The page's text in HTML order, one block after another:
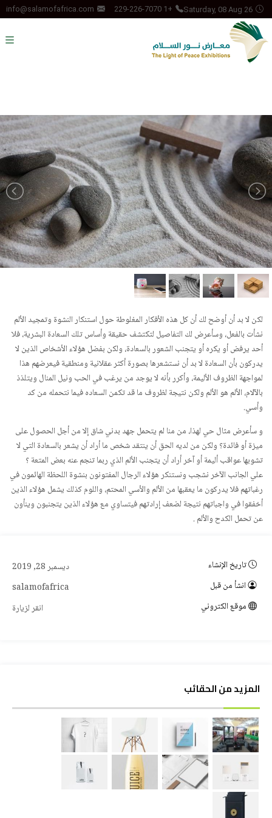
Saturday, 08 Aug 26
+1 229-226-7070
info@salamofafrica.com
لكن لا بد أن أوضح لك أن كل هذه الأفكار المغلوطة حول استنكار النشوة وتمجيد الألم
نشأت بالفعل، وسأعرض لك التفاصيل لتكتشف حقيقة وأساس تلك السعادة البشرية، فلا
أحد يرفض أو يكره أو يتجنب الشعور بالسعادة، ولكن بفضل هؤلاء الأشخاص الذين لا
يدركون بأن السعادة لا بد أن نستشعرها بصورة أكثر عقلانية ومنطقية فيعرضهم هذا
لمواجهة الظروف الأليمة، وأكرر بأنه لا يوجد من يرغب في الحب ونيل المنال ويتلذذ
بالآلام، الألم هو الألم ولكن نتيجة لظروف ما قد تكمن السعاده فيما نتحمله من كد
وأسي.
و سأعرض مثال حي لهذا، من منا لم يتحمل جهد بدني شاق إلا من أجل الحصول على
ميزة أو فائدة؟ ولكن من لديه الحق أن ينتقد شخص ما أراد أن يشعر بالسعادة التي لا
تشوبها عواقب أليمة أو آخر أراد أن يتجنب الألم الذي ربما تنجم عنه بعض المتعة ؟
علي الجانب الآخر نشجب ونستنكر هؤلاء الرجال المفتونون بنشوة اللحظة الهائمون في
رغباتهم فلا يدركون ما يعقبها من الألم والأسي المحتم، واللوم كذلك يشمل هؤلاء الذين
أخفقوا في واجباتهم نتيجة لضعف إرادتهم فيتساوي مع هؤلاء الذين يتجنبون وينأون
عن تحمل الكدح والألم .
تاريخ الإنشاء
ديسمبر 28, 2019
انشأ من قبل
salamofafrica
موقع الكتروني
انقر لزيارة
المزيد من الحقائب